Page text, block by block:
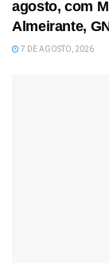
agosto, com
Almeirante,
7 DE AGOSTO, 2026